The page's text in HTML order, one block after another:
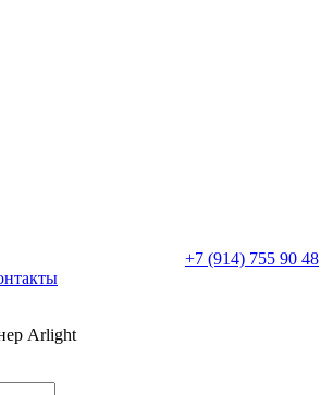
+7 (914) 755 90 48
Arlight